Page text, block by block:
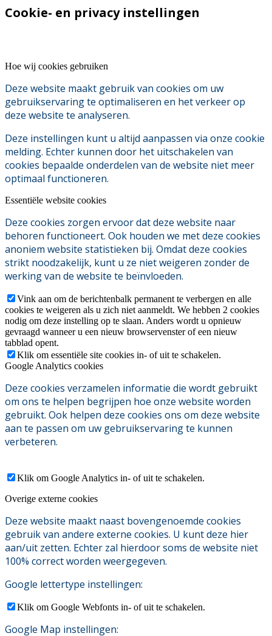
Cookie- en privacy instellingen
Hoe wij cookies gebruiken
Deze website maakt gebruik van cookies om uw
gebruikservaring te optimaliseren en het verkeer op
deze website te analyseren.
Deze instellingen kunt u altijd aanpassen via onze cookie
melding. Echter kunnen door het uitschakelen van
cookies bepaalde onderdelen van de website niet meer
optimaal functioneren.
Essentiële website cookies
Deze cookies zorgen ervoor dat deze website naar
behoren functioneert. Ook houden we met deze cookies
anoniem website statistieken bij. Omdat deze cookies
strikt noodzakelijk, kunt u ze niet weigeren zonder de
werking van de website te beïnvloeden.
Vink aan om de berichtenbalk permanent te verbergen en alle
cookies te weigeren als u zich niet aanmeldt. We hebben 2 cookies
nodig om deze instelling op te slaan. Anders wordt u opnieuw
gevraagd wanneer u een nieuw browservenster of een nieuw
tabblad opent.
Klik om essentiële site cookies in- of uit te schakelen.
Google Analytics cookies
Deze cookies verzamelen informatie die wordt gebruikt
om ons te helpen begrijpen hoe onze website worden
gebruikt. Ook helpen deze cookies ons om deze website
aan te passen om uw gebruikservaring te kunnen
verbeteren.
Klik om Google Analytics in- of uit te schakelen.
Overige externe cookies
Deze website maakt naast bovengenoemde cookies
gebruik van andere externe cookies. U kunt deze hier
aan/uit zetten. Echter zal hierdoor soms de website niet
100% correct worden weergegeven.
Google lettertype instellingen:
Klik om Google Webfonts in- of uit te schakelen.
Google Map instellingen: